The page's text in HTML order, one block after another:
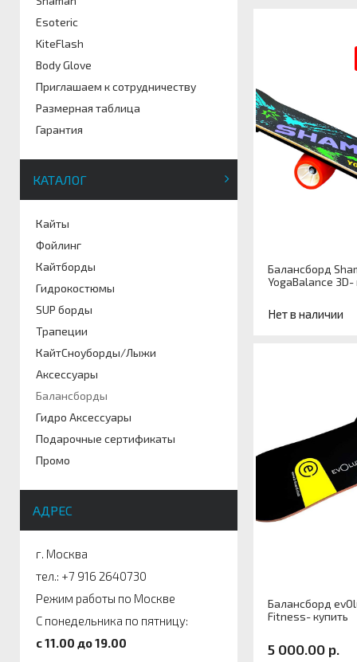
Esoteric
KiteFlash
Body Glove
Приглашаем к сотрудничеству
Размерная таблица
Гарантия
КАТАЛОГ
Кайты
Фойлинг
Кайтборды
Гидрокостюмы
SUP борды
Трапеции
КайтСноуборды/Лыжи
Аксессуары
Балансборды
Гидро Аксессуары
Подарочные сертификаты
Промо
АДРЕС
г. Москва
тел.: +7 916 2640730
Режим работы по Москве
С понедельника по пятницу:
c 11.00 до 19.00
Балансборд
YogaBalance 3D-
Нет в наличии
Балансборд
Fitness- купить
5 000.00 р.